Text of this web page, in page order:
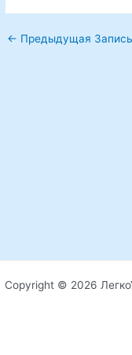
← Предыдущая Запись
Copyright © 2026